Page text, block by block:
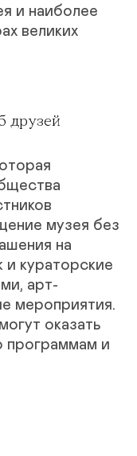
и наиболее
великих
друзей
музея без
на
кураторские
арт-
мероприятия.
оказать
программам и